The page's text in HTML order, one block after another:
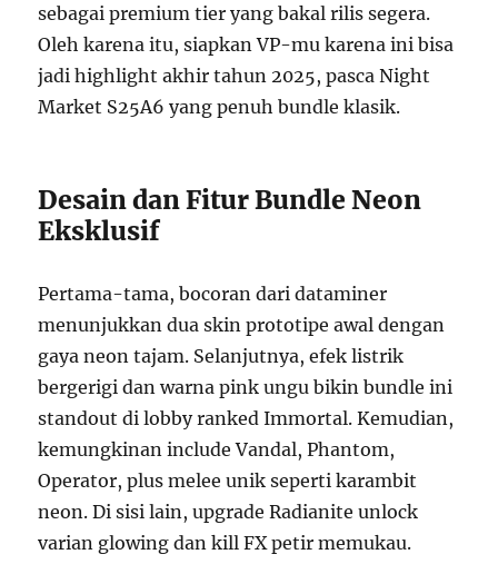
sebagai premium tier yang bakal rilis segera.
Oleh karena itu, siapkan VP-mu karena ini bisa
jadi highlight akhir tahun 2025, pasca Night
Market S25A6 yang penuh bundle klasik.
Desain dan Fitur Bundle Neon
Eksklusif
Pertama-tama, bocoran dari dataminer
menunjukkan dua skin prototipe awal dengan
gaya neon tajam. Selanjutnya, efek listrik
bergerigi dan warna pink ungu bikin bundle ini
standout di lobby ranked Immortal. Kemudian,
kemungkinan include Vandal, Phantom,
Operator, plus melee unik seperti karambit
neon. Di sisi lain, upgrade Radianite unlock
varian glowing dan kill FX petir memukau.